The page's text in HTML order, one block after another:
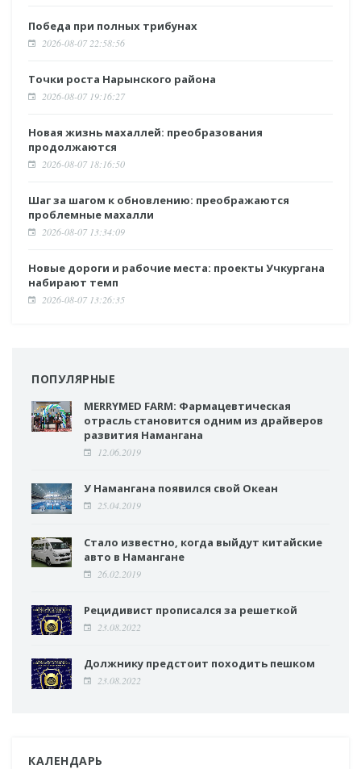
Победа при полных трибунах
2026-08-07 22:58:56
Точки роста Нарынского района
2026-08-07 19:16:27
Новая жизнь махаллей: преобразования
продолжаются
2026-08-07 18:16:50
Шаг за шагом к обновлению: преображаются
проблемные махалли
2026-08-07 13:34:09
Новые дороги и рабочие места: проекты Учкургана
набирают темп
2026-08-07 13:26:35
ПОПУЛЯРНЫЕ
MERRYMED FARM: Фармацевтическая
отрасль становится одним из драйверов
развития Намангана
12.06.2019
У Намангана появился свой Океан
25.04.2019
Стало известно, когда выйдут китайские
авто в Намангане
26.02.2019
Рецидивист прописался за решеткой
23.08.2022
Должнику предстоит походить пешком
23.08.2022
КАЛЕНДАРЬ